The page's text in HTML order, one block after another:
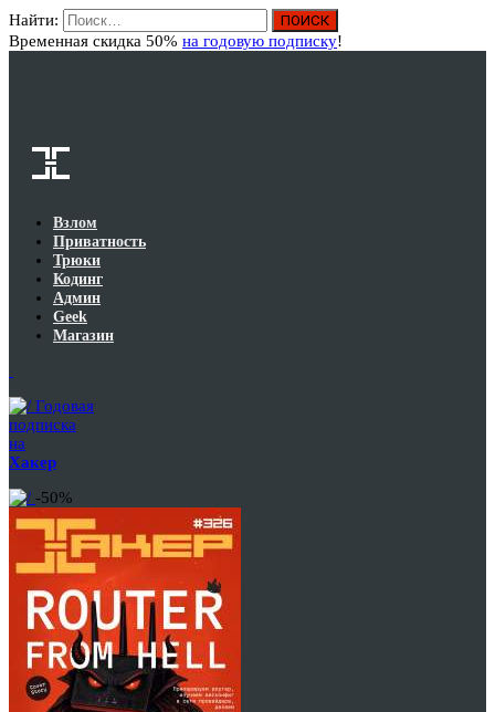
Найти:
Временная скидка 50% на годовую подписку!
Взлом
Приватность
Трюки
Кодинг
Админ
Geek
Магазин
Годовая
подписка
на
Хакер
-50%